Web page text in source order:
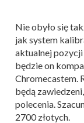
Nie obyło się
jak system
aktualnej
będzie on
Chromecastem.
będą
polecenia.
2700 złotych.